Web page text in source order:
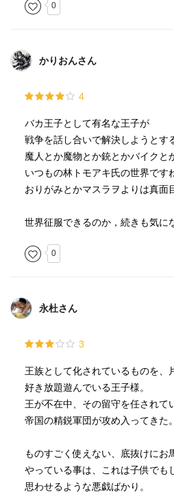
0
かりおんさん
4
バカ王子として有名な王子が
戦争を話し合いで解決しようとす
魔人とか魔物とか銃とかバイクと
いつもの林トモアキ氏の世界です
おりがみとかマスラヲよりは真面
世界征服できるのか，続きも気に
0
永杜さん
3
王族として化されているものを、
好き放題遊んでいる王子様。
王が不在中、その留守を任されて
帝国の精鋭軍団が攻め入ってきた。
ものすごく使えない、底抜けにお
やっている事は、これは子供でも
思わせるような悪戯ばかり。